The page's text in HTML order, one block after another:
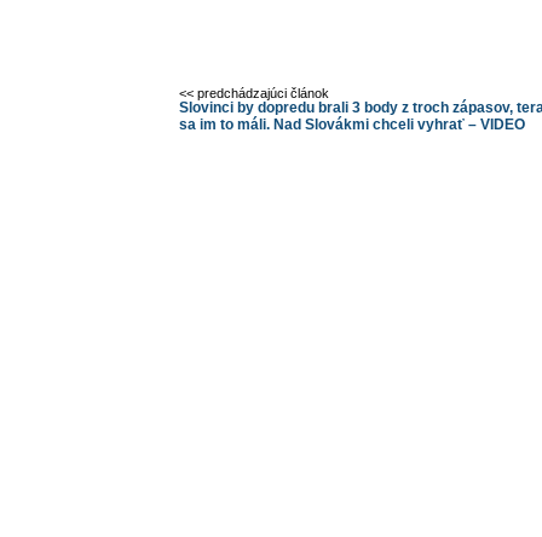
<< predchádzajúci článok
Slovinci by dopredu brali 3 body z troch zápasov,
sa im to máli. Nad Slovákmi chceli vyhrať – VIDEO